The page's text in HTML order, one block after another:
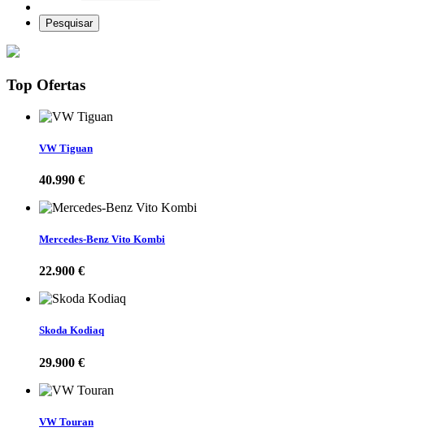
Hyundai Santa Fe
Mercedes-Benz C 180
Mercedes-Benz Vito Kombi
BMW 218 Active Tourer 16.390 EUR
Pesquisar
Top Ofertas
VW Tiguan
40.990 €
Mercedes-Benz Vito Kombi
22.900 €
Skoda Kodiaq
29.900 €
VW Touran